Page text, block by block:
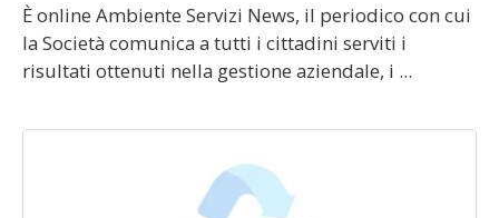
È online Ambiente Servizi News, il periodico con cui
la Società comunica a tutti i cittadini serviti i
risultati ottenuti nella gestione aziendale, i ...